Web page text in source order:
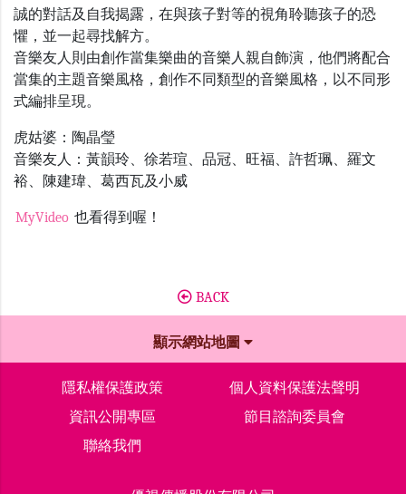
誠的對話及自我揭露，在與孩子對等的視角聆聽孩子的恐
懼，並一起尋找解方。
音樂友人則由創作當集樂曲的音樂人親自飾演，他們將配合
當集的主題音樂風格，創作不同類型的音樂風格，以不同形
式編排呈現。
虎姑婆：陶晶瑩
音樂友人：黃韻玲、徐若瑄、品冠、旺福、許哲珮、羅文
裕、陳建瑋、葛西瓦及小威
MyVideo 也看得到喔！
BACK
顯示網站地圖
隱私權保護政策
個人資料保護法聲明
資訊公開專區
節目諮詢委員會
聯絡我們